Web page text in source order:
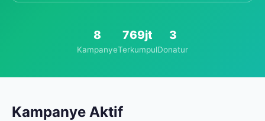
8
Kampanye
769jt
Terkumpul
3
Donatur
Kampanye Aktif